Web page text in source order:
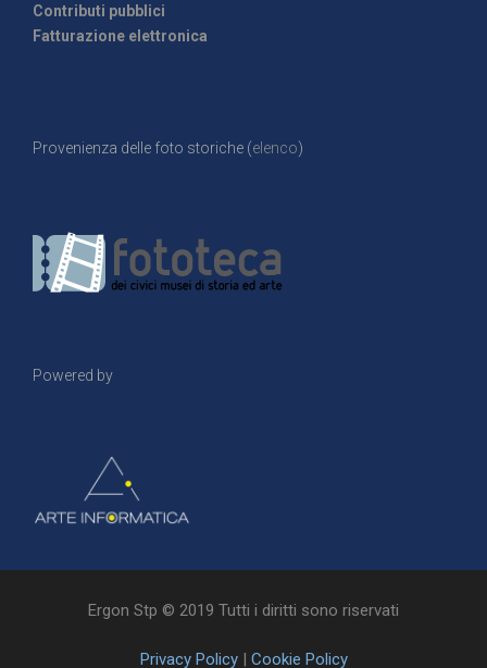
Contributi pubblici
Fatturazione elettronica
Provenienza delle foto storiche (elenco)
Powered by
Ergon Stp © 2019 Tutti i diritti sono riservati
Privacy Policy| Cookie Policy